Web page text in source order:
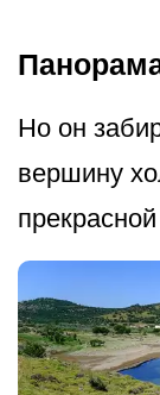
Но он
вершину